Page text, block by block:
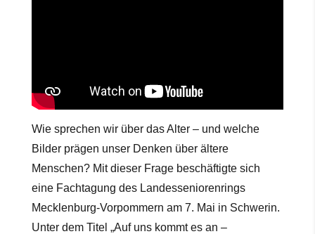
Wie sprechen wir über das Alter – und welche
Bilder prägen unser Denken über ältere
Menschen? Mit dieser Frage beschäftigte sich
eine Fachtagung des Landesseniorenrings
Mecklenburg-Vorpommern am 7. Mai in Schwerin.
Unter dem Titel „Auf uns kommt es an –